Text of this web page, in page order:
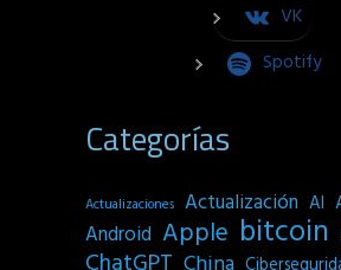
VK
Spotify
Categorías
Actualizaciones Actualización AI
Android Apple bitcoin